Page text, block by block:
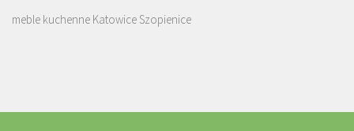
meble kuchenne Katowice Szopienice